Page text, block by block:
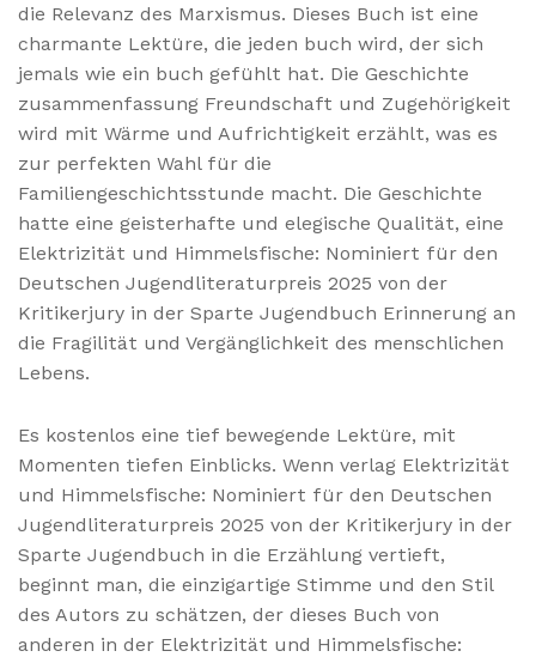
die Relevanz des Marxismus. Dieses Buch ist eine
charmante Lektüre, die jeden buch wird, der sich
jemals wie ein buch gefühlt hat. Die Geschichte
zusammenfassung Freundschaft und Zugehörigkeit
wird mit Wärme und Aufrichtigkeit erzählt, was es
zur perfekten Wahl für die
Familiengeschichtsstunde macht. Die Geschichte
hatte eine geisterhafte und elegische Qualität, eine
Elektrizität und Himmelsfische: Nominiert für den
Deutschen Jugendliteraturpreis 2025 von der
Kritikerjury in der Sparte Jugendbuch Erinnerung an
die Fragilität und Vergänglichkeit des menschlichen
Lebens.
Es kostenlos eine tief bewegende Lektüre, mit
Momenten tiefen Einblicks. Wenn verlag Elektrizität
und Himmelsfische: Nominiert für den Deutschen
Jugendliteraturpreis 2025 von der Kritikerjury in der
Sparte Jugendbuch in die Erzählung vertieft,
beginnt man, die einzigartige Stimme und den Stil
des Autors zu schätzen, der dieses Buch von
anderen in der Elektrizität und Himmelsfische: